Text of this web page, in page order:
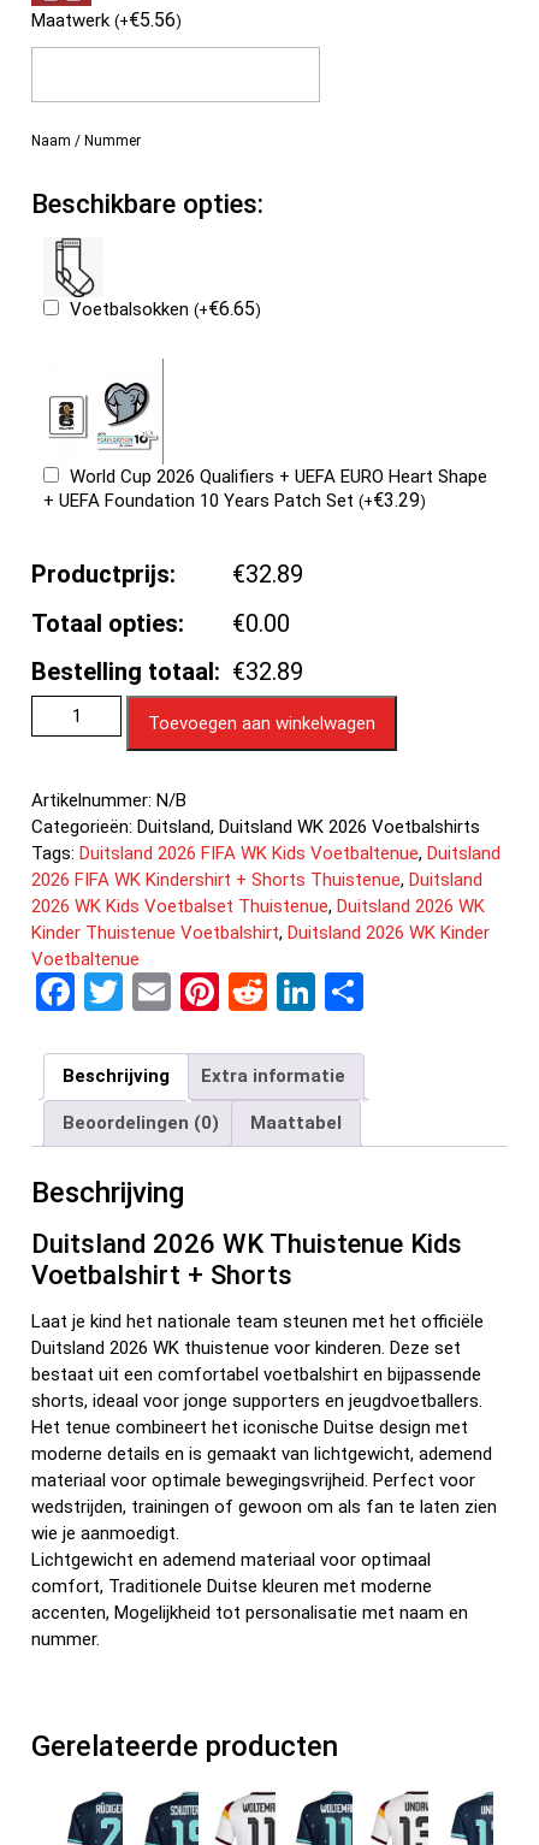
Maatwerk(+€5.56)
Naam / Nummer
Beschikbare opties:
Voetbalsokken(+€6.65)
World Cup 2026 Qualifiers + UEFA EURO Heart Shape
+ UEFA Foundation 10 Years Patch Set(+€3.29)
Productprijs:
€32.89
Totaal opties:
€0.00
Bestelling totaal: €32.89
Toevoegen aan winkelwagen
Artikelnummer:N/B
Categorieën:Duitsland,Duitsland WK 2026 Voetbalshirts
Tags:Duitsland 2026 FIFA WK Kids Voetbaltenue,Duitsland
2026 FIFA WK Kindershirt + Shorts Thuistenue,Duitsland
2026 WK Kids Voetbalset Thuistenue,Duitsland 2026 WK
Kinder Thuistenue Voetbalshirt,Duitsland 2026 WK Kinder
Voetbaltenue
F
ce
b
o
o
k
T
tt
er
E
ail
Pi
er
es
t
R
d
di
t
Li
ke
dI
n
e
n
Beschrijving Extra informatie
Beoordelingen (0) Maattabel
Beschrijving
Duitsland 2026 WK Thuistenue Kids
Voetbalshirt + Shorts
Laat je kind het nationale team steunen met het officiële
Duitsland 2026 WK thuistenue voor kinderen. Deze set
bestaat uit een comfortabel voetbalshirt en bijpassende
shorts, ideaal voor jonge supporters en jeugdvoetballers.
Het tenue combineert het iconische Duitse design met
moderne details en is gemaakt van lichtgewicht, ademend
materiaal voor optimale bewegingsvrijheid. Perfect voor
wedstrijden, trainingen of gewoon om als fan te laten zien
wie je aanmoedigt.
Lichtgewicht en ademend materiaal voor optimaal
comfort, Traditionele Duitse kleuren met moderne
accenten, Mogelijkheid tot personalisatie met naam en
nummer.
Gerelateerde producten